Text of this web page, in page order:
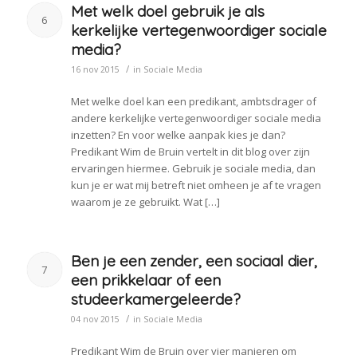
6
Met welk doel gebruik je als
kerkelijke vertegenwoordiger sociale
media?
16 nov 2015 / in Sociale Media
Met welke doel kan een predikant, ambtsdrager of
andere kerkelijke vertegenwoordiger sociale media
inzetten? En voor welke aanpak kies je dan?
Predikant Wim de Bruin vertelt in dit blog over zijn
ervaringen hiermee. Gebruik je sociale media, dan
kun je er wat mij betreft niet omheen je af te vragen
waarom je ze gebruikt. Wat […]
7
Ben je een zender, een sociaal dier,
een prikkelaar of een
studeerkamergeleerde?
04 nov 2015 / in Sociale Media
Predikant Wim de Bruin over vier manieren om